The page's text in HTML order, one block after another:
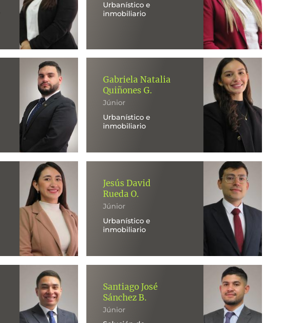
Urbanístico e
inmobiliario
Gabriela Natalia
Quiñones G.
Júnior
Urbanístico e
inmobiliario
Jesús David
Rueda O.
Júnior
Urbanístico e
inmobiliario
Santiago José
Sánchez B.
Júnior